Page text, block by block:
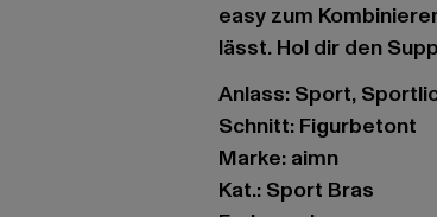
easy zum
lässt. Hol dir den
Anlass: Sport,
Schnitt: Figurbetont
Marke: aimn
Kat.: Sport Bras